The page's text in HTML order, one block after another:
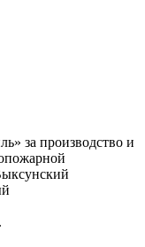
за производство и